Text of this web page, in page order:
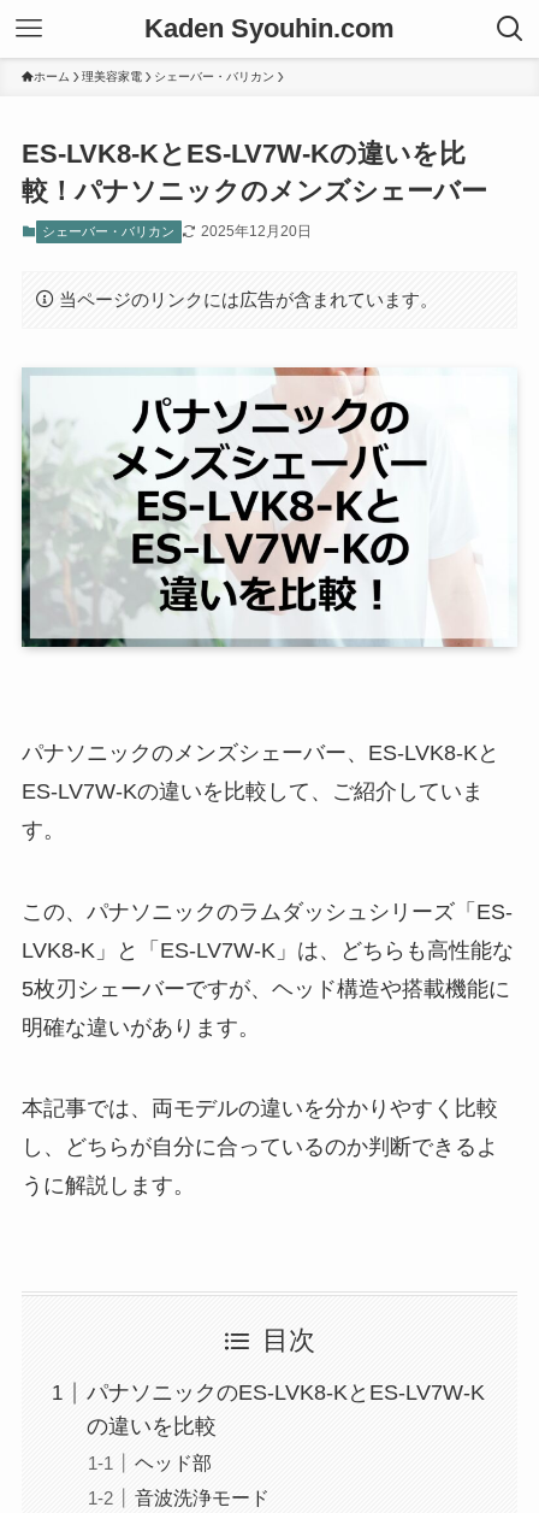
Kaden Syouhin.com
ホーム 理美容家電 シェーバー・バリカン
ES-LVK8-KとES-LV7W-Kの違いを比
較！パナソニックのメンズシェーバー
シェーバー・バリカン 2025年12月20日
当ページのリンクには広告が含まれています。
パナソニックのメンズシェーバー、ES-LVK8-Kと
ES-LV7W-Kの違いを比較して、ご紹介していま
す。
この、パナソニックのラムダッシュシリーズ「ES-
LVK8-K」と「ES-LV7W-K」は、どちらも高性能な
5枚刃シェーバーですが、ヘッド構造や搭載機能に
明確な違いがあります。
本記事では、両モデルの違いを分かりやすく比較
し、どちらが自分に合っているのか判断できるよ
うに解説します。
目次
パナソニックのES-LVK8-KとES-LV7W-K
の違いを比較
ヘッド部
音波洗浄モード